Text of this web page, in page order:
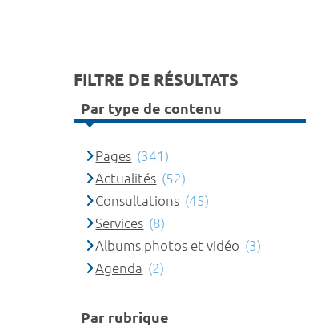
FILTRE DE RÉSULTATS
Par type de contenu
Pages (341)
Actualités (52)
Consultations (45)
Services (8)
Albums photos et vidéo (3)
Agenda (2)
Par rubrique